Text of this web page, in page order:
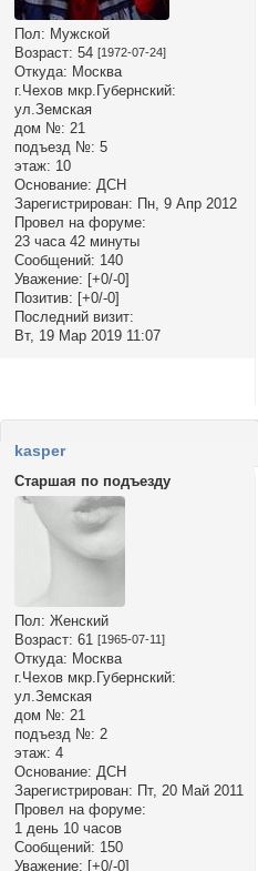
Пол: Мужской
Возраст: 54 [1972-07-24]
Откуда: Москва
г.Чехов мкр.Губернский:
ул.Земская
дом №: 21
подъезд №: 5
этаж: 10
Основание: ДСН
Зарегистрирован: Пн, 9 Апр 2012
Провел на форуме:
23 часа 42 минуты
Сообщений: 140
Уважение: [+0/-0]
Позитив: [+0/-0]
Последний визит:
Вт, 19 Мар 2019 11:07
kasper
Старшая по подъезду
Пол: Женский
Возраст: 61 [1965-07-11]
Откуда: Москва
г.Чехов мкр.Губернский:
ул.Земская
дом №: 21
подъезд №: 2
этаж: 4
Основание: ДСН
Зарегистрирован: Пт, 20 Май 2011
Провел на форуме:
1 день 10 часов
Сообщений: 150
Уважение: [+0/-0]